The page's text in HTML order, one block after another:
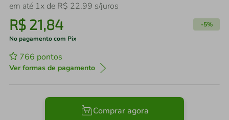
em até 1x de R$ 22,99 s/juros
R$ 21,84 -5%
No pagamento com Pix
766 pontos
Ver formas de pagamento
Comprar agora